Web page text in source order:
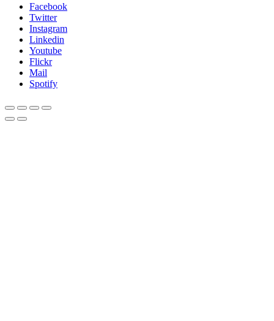
Facebook
Twitter
Instagram
Linkedin
Youtube
Flickr
Mail
Spotify